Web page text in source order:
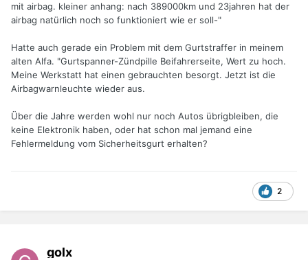
mit airbag. kleiner anhang: nach 389000km und 23jahren hat der
airbag natürlich noch so funktioniert wie er soll-"
Hatte auch gerade ein Problem mit dem Gurtstraffer in meinem
alten Alfa. "Gurtspanner-Zündpille Beifahrerseite, Wert zu hoch.
Meine Werkstatt hat einen gebrauchten besorgt. Jetzt ist die
Airbagwarnleuchte wieder aus.
Über die Jahre werden wohl nur noch Autos übrigbleiben, die
keine Elektronik haben, oder hat schon mal jemand eine
Fehlermeldung vom Sicherheitsgurt erhalten?
2
golx